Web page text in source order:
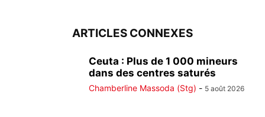
ARTICLES CONNEXES
Ceuta : Plus de 1 000 mineurs
dans des centres saturés
Chamberline Massoda (Stg) - 5 août 2026